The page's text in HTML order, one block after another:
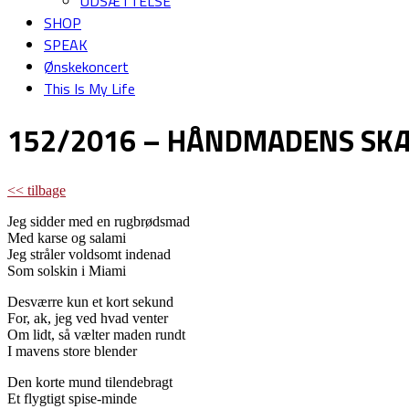
SHOP
SPEAK
Ønskekoncert
This Is My Life
152/2016 – HÅNDMADENS
<< tilbage
Jeg sidder med en rugbrødsmad
Med karse og salami
Jeg stråler voldsomt indenad
Som solskin i Miami
Desværre kun et kort sekund
For, ak, jeg ved hvad venter
Om lidt, så vælter maden rundt
I mavens store blender
Den korte mund tilendebragt
Et flygtigt spise-minde